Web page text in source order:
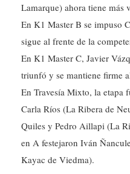
En K1 Master B se impuso
sigue al frente de la
En K1 Master C, Javier
triunfó y se mantiene firme
En Travesía Mixto, la etapa
Carla Ríos (La Ribera de
Quiles y Pedro Aillapi (La
en A festejaron Iván
Kayac de Viedma).